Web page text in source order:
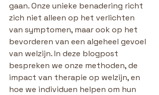
gaan. Onze unieke benadering richt
zich niet alleen op het verlichten
van symptomen, maar ook op het
bevorderen van een algeheel gevoel
van welzijn. In deze blogpost
bespreken we onze methoden, de
impact van therapie op welzijn, en
hoe we individuen helpen om hun